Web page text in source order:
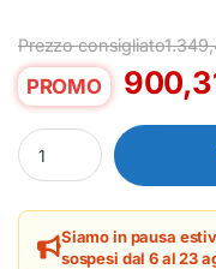
Prezzo consigliato
PROMO
PC Acer Veriton
Siamo in pausa
sospesi dal 6 al 23